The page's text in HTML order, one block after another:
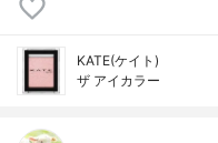
KATE(ケイト)
ザ アイカラー